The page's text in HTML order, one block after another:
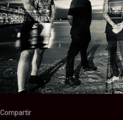
Compartir